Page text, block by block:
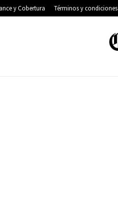
y Cobertura Términos y condiciones